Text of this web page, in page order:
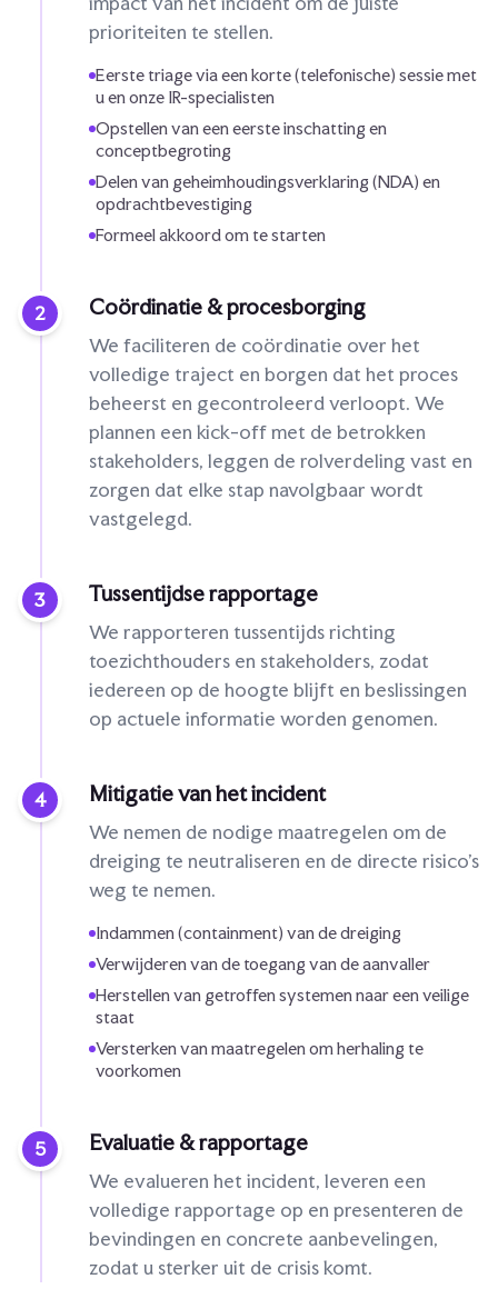
prioriteiten te stellen.
Eerste triage via een korte (telefonische) sessie met
u en onze IR-specialisten
Opstellen van een eerste inschatting en
conceptbegroting
Delen van geheimhoudingsverklaring (NDA) en
opdrachtbevestiging
Formeel akkoord om te starten
2 Coördinatie & procesborging
We faciliteren de coördinatie over het
volledige traject en borgen dat het proces
beheerst en gecontroleerd verloopt. We
plannen een kick-off met de betrokken
stakeholders, leggen de rolverdeling vast en
zorgen dat elke stap navolgbaar wordt
vastgelegd.
3 Tussentijdse rapportage
We rapporteren tussentijds richting
toezichthouders en stakeholders, zodat
iedereen op de hoogte blijft en beslissingen
op actuele informatie worden genomen.
4 Mitigatie van het incident
We nemen de nodige maatregelen om de
dreiging te neutraliseren en de directe risico's
weg te nemen.
Indammen (containment) van de dreiging
Verwijderen van de toegang van de aanvaller
Herstellen van getroffen systemen naar een veilige
staat
Versterken van maatregelen om herhaling te
voorkomen
5 Evaluatie & rapportage
We evalueren het incident, leveren een
volledige rapportage op en presenteren de
bevindingen en concrete aanbevelingen,
zodat u sterker uit de crisis komt.